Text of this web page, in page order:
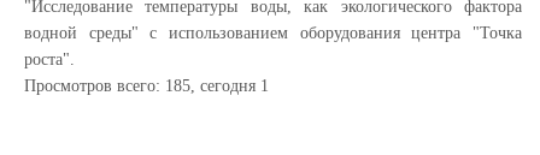
"Исследование температуры воды, как экологического фактора
водной среды" с использованием оборудования центра "Точка
роста".
Просмотров всего: 185, сегодня 1